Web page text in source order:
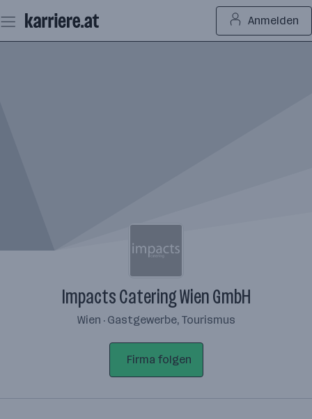
Seiteninhalt
springen
Anmelden
Impacts Catering Wien GmbH
Wien · Gastgewerbe, Tourismus
Firma folgen